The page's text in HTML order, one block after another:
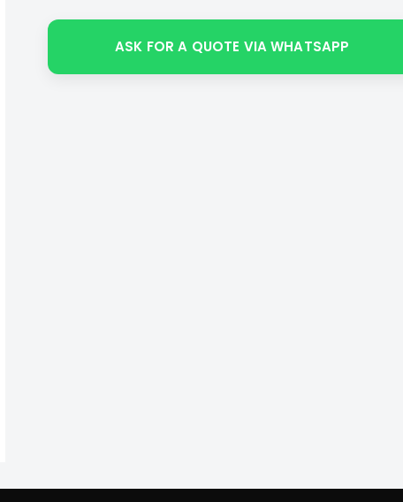
ASK FOR A QUOTE VIA WHATSAPP